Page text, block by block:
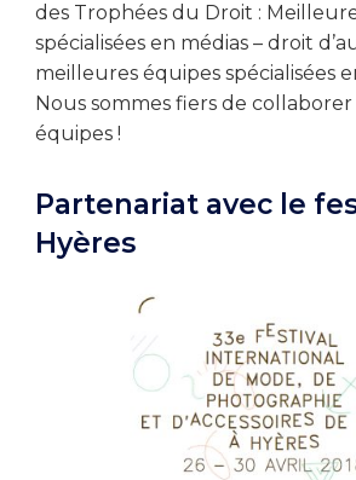
des Trophées du Droit :
spécialisées en médias – droit
meilleures équipes spécialisées
Nous sommes fiers de collaborer
équipes !
Partenariat avec le
Hyères